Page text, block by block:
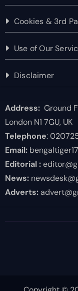
Cookies & 3rd
Use of Our
Disclaimer
Address:Ground
London N1 7GU, UK
Telephone:
Email:
Editorial :
News:
Adverts: